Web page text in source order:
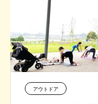
アウトドア